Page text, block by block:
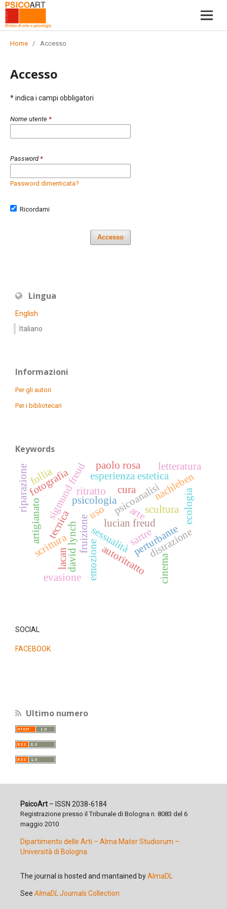
Home / Accesso
Accesso
* indica i campi obbligatori
Nome utente *
Password*
Password dimenticata?
Ricordami
Accesso
Lingua
English
Italiano
Informazioni
Per gli autori
Per i bibliotecari
Keywords
fruizione
psicologia
sessualitàperturbante
emozione
lucian freud
sigmund freud psicoanalisiscultura
ritratto
autoritratto
esperienza estetica
distrazione
david lynch
fotografia
cinema
scrittura
lacan
nachleben
arte
tecnica
artigianato uso
paolo rosa
cura ecologia
follia
riparazione letteratura
sartre
evasione
SOCIAL
FACEBOOK
Ultimo numero
PsicoArt– ISSN 2038-6184
Registrazione presso il Tribunale di Bologna n. 8083 del 6
maggio 2010
Dipartimento delle Arti – Alma Mater Studiorum –
Università di Bologna
The journal is hosted and mantained byAlmaDL
SeeAlmaDL JournalsCollection